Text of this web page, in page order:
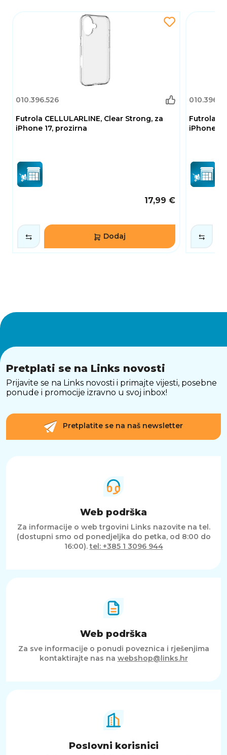
CELLULARLINE Clear Strong idealan je izbor za
one koji žele balans između maksimalne
zaštite, dugotrajne izdržljivosti i
minimalističkog, prozirnog dizajna koji ne skriva
010.396.526
Futrola CELLULARLINE, Clear Strong, za
iPhone 17, prozirna
17,99 €
Dodaj
Futrola
iPhone
Pretplati se na Links novosti
Prijavite se na Links novosti i primajte vijesti, posebne
ponude i promocije izravno u svoj inbox!
Pretplatite se na naš newsletter
Web podrška
Za informacije o web trgovini Links nazovite na tel.
(dostupni smo od ponedjeljka do petka, od 8:00 do
16:00).tel: +385 1 3096 944
Web podrška
Za sve informacije o ponudi poveznica i rješenjima
kontaktirajte nas na webshop@links.hr
Poslovni korisnici